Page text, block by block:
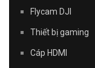
Flycam DJI
Thiết bị gaming
Cáp HDMI